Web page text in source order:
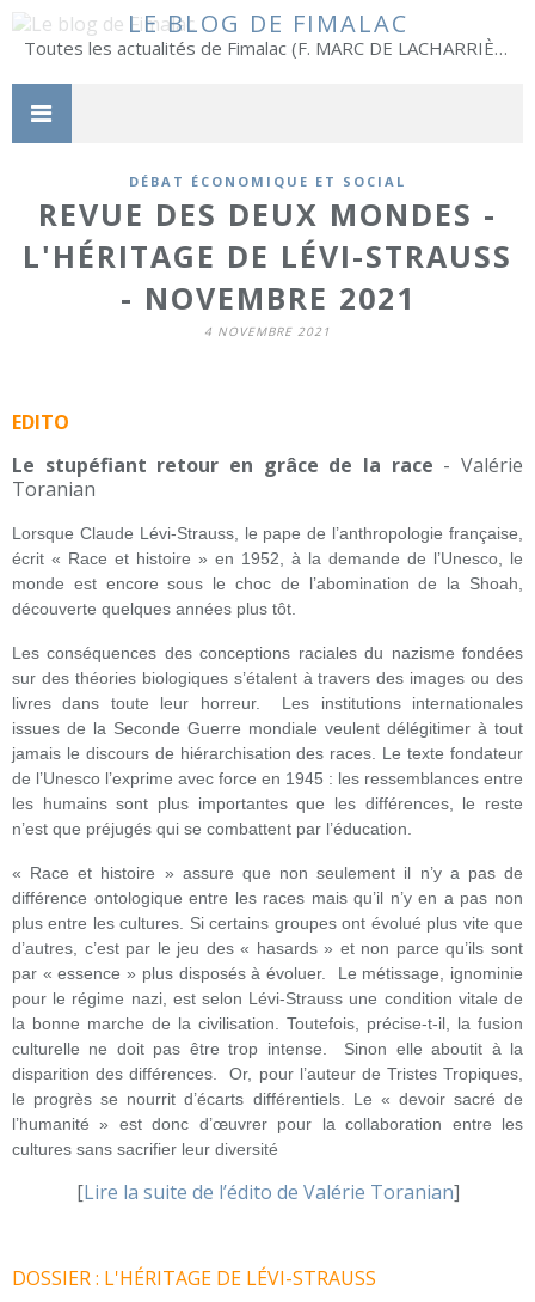
LE BLOG DE FIMALAC
Toutes les actualités de Fimalac (F. MARC DE LACHARRIÈRE)
DÉBAT ÉCONOMIQUE ET SOCIAL
REVUE DES DEUX MONDES -
L'HÉRITAGE DE LÉVI-STRAUSS
- NOVEMBRE 2021
4 NOVEMBRE 2021
EDITO
Le stupéfiant retour en grâce de la race - Valérie
Toranian
Lorsque Claude Lévi-Strauss, le pape de l’anthropologie française,
écrit « Race et histoire » en 1952, à la demande de l’Unesco, le
monde est encore sous le choc de l’abomination de la Shoah,
découverte quelques années plus tôt.
Les conséquences des conceptions raciales du nazisme fondées
sur des théories biologiques s’étalent à travers des images ou des
livres dans toute leur horreur. Les institutions internationales
issues de la Seconde Guerre mondiale veulent délégitimer à tout
jamais le discours de hiérarchisation des races. Le texte fondateur
de l’Unesco l’exprime avec force en 1945 : les ressemblances entre
les humains sont plus importantes que les différences, le reste
n’est que préjugés qui se combattent par l’éducation.
« Race et histoire » assure que non seulement il n’y a pas de
différence ontologique entre les races mais qu’il n’y en a pas non
plus entre les cultures. Si certains groupes ont évolué plus vite que
d’autres, c’est par le jeu des « hasards » et non parce qu’ils sont
par « essence » plus disposés à évoluer. Le métissage, ignominie
pour le régime nazi, est selon Lévi-Strauss une condition vitale de
la bonne marche de la civilisation. Toutefois, précise-t-il, la fusion
culturelle ne doit pas être trop intense. Sinon elle aboutit à la
disparition des différences. Or, pour l’auteur de Tristes Tropiques,
le progrès se nourrit d’écarts différentiels. Le « devoir sacré de
l’humanité » est donc d’œuvrer pour la collaboration entre les
cultures sans sacrifier leur diversité
[Lire la suite de l’édito de Valérie Toranian]
DOSSIER : L'HÉRITAGE DE LÉVI-STRAUSS